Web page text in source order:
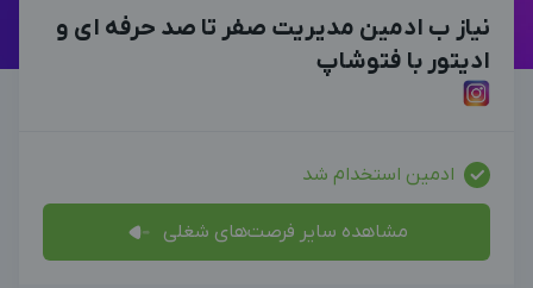
نیاز ب ادمین مدیریت صفر تا صد حرفه ای و
ادیتور با فتوشاپ
ادمین استخدام شد
مشاهده سایر فرصت‌های شغلی